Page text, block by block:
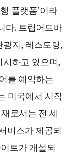
플랫폼’이라
다. 트립어드바
광지, 레스토랑,
시하고 있으며,
를 예약하는
미국에서 시작
로서는 전 세
비스가 제공되
트가 개설되